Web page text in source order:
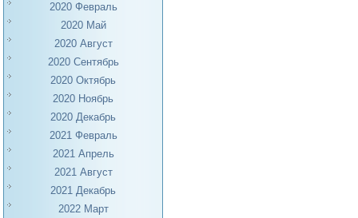
2020 Февраль
2020 Май
2020 Август
2020 Сентябрь
2020 Октябрь
2020 Ноябрь
2020 Декабрь
2021 Февраль
2021 Апрель
2021 Август
2021 Декабрь
2022 Март